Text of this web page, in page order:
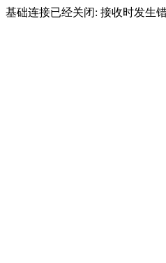
基础连接已经关闭: 接收时发生错